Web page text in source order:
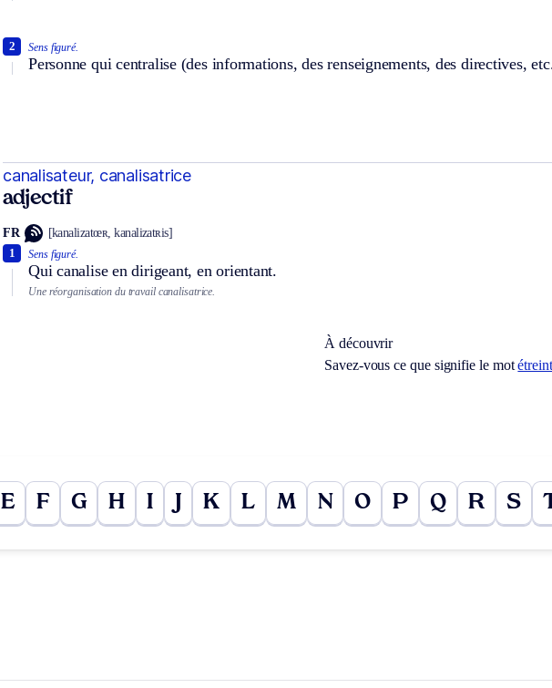
Sens figuré.
Personne qui centralise (des informations, des renseignements, des directives,
2
canalisateur, canalisatrice
adjectif
FR [kanalizatœʀ, kanalizatʀis]
Sens figuré.
Qui canalise en dirigeant, en orientant.
1
Une réorganisation du travail canalisatrice.
À découvrir
Savez-vous ce que signifie le mot
E F G H I J K L M N O P Q R S